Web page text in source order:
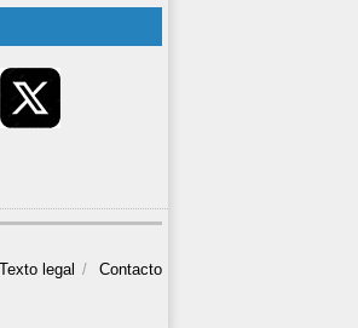
Texto legal Contacto